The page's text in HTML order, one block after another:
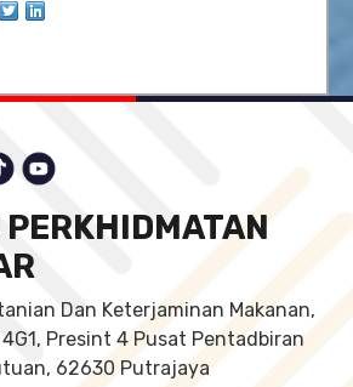
Dan Keterjaminan Makanan,
Presint 4 Pusat Pentadbiran
62630 Putrajaya